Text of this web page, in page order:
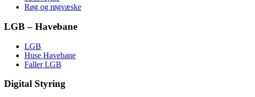
Røg og røgvæske
LGB – Havebane
LGB
Huse Havebane
Faller LGB
Digital Styring